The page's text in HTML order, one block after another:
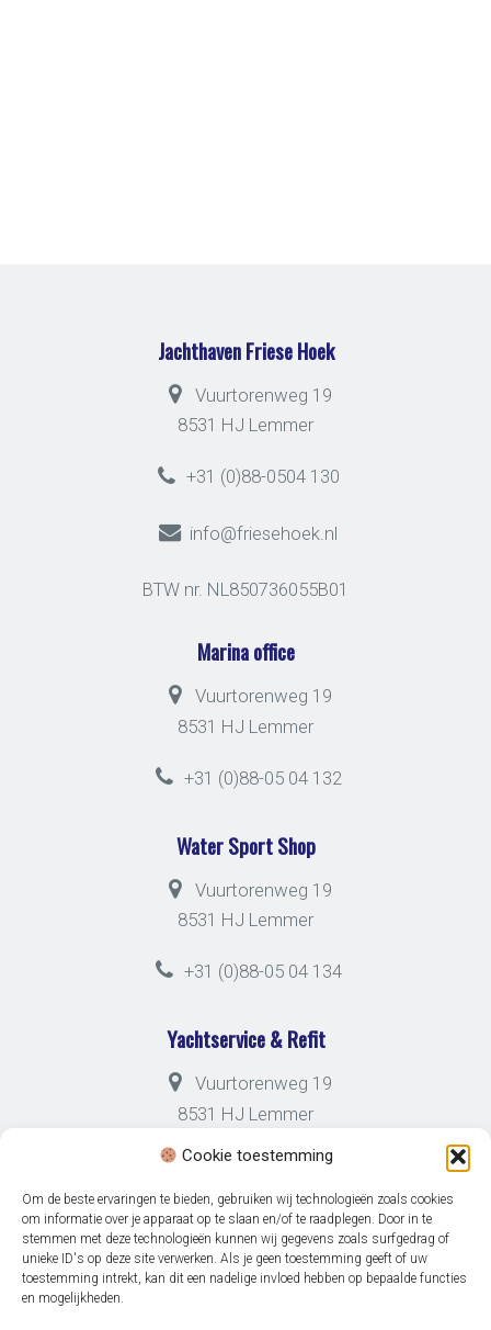
Cookie toestemming
Om de beste ervaringen te bieden, gebruiken wij technologieën zoals cookies
om informatie over je apparaat op te slaan en/of te raadplegen. Door in te
stemmen met deze technologieën kunnen wij gegevens zoals surfgedrag of
unieke ID's op deze site verwerken. Als je geen toestemming geeft of uw
toestemming intrekt, kan dit een nadelige invloed hebben op bepaalde functies
en mogelijkheden.
Jachthaven Friese Hoek
Vuurtorenweg 19
8531 HJ Lemmer
+31 (0)88-0504 130
info@friesehoek.nl
BTW nr. NL850736055B01
Marina office
Vuurtorenweg 19
8531 HJ Lemmer
+31 (0)88-05 04 132
Water Sport Shop
Vuurtorenweg 19
8531 HJ Lemmer
+31 (0)88-05 04 134
Yachtservice & Refit
Vuurtorenweg 19
8531 HJ Lemmer
+31 (0)88-05 04 133
© 2026 Jachthaven Friese Hoek -